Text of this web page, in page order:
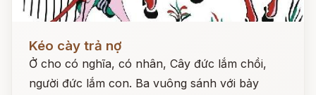
Kéo cày trả nợ
Ở cho có nghĩa, có nhân, Cây đức lắm chồi,
người đức lắm con. Ba vuông sánh với bảy